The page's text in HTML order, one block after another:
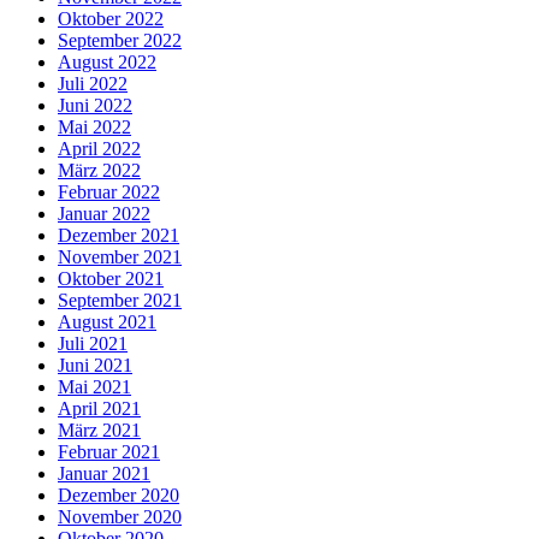
Oktober 2022
September 2022
August 2022
Juli 2022
Juni 2022
Mai 2022
April 2022
März 2022
Februar 2022
Januar 2022
Dezember 2021
November 2021
Oktober 2021
September 2021
August 2021
Juli 2021
Juni 2021
Mai 2021
April 2021
März 2021
Februar 2021
Januar 2021
Dezember 2020
November 2020